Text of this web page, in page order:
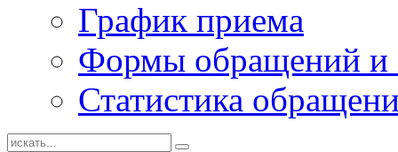
График приема
Формы обращений и
Статистика